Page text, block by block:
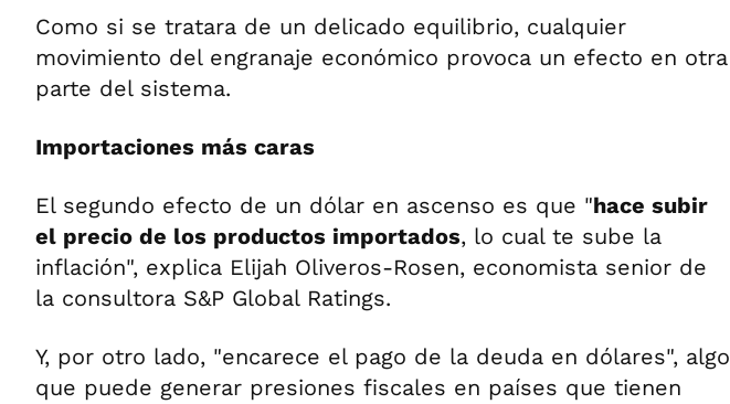
Como si se tratara de un delicado equilibrio, cualquier
movimiento del engranaje económico provoca un efecto en otra
parte del sistema.
Importaciones más caras
El segundo efecto de un dólar en ascenso es que "hace subir
el precio de los productos importados, lo cual te sube la
inflación", explica Elijah Oliveros-Rosen, economista senior de
la consultora S&P Global Ratings.
Y, por otro lado, "encarece el pago de la deuda en dólares", algo
que puede generar presiones fiscales en países que tienen